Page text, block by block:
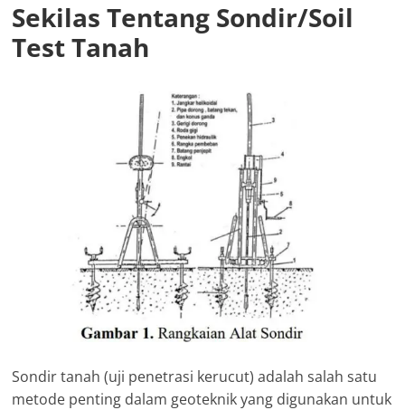
Sekilas Tentang Sondir/Soil
Test Tanah
Sondir tanah (uji penetrasi kerucut) adalah salah satu
metode penting dalam geoteknik yang digunakan untuk